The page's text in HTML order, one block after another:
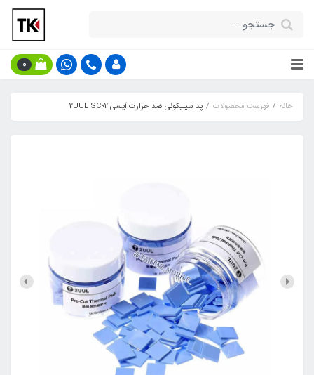
0
خانه فهرست محصولات پد سیلیکونی ضد حرارت آیسی 2UUL SC02